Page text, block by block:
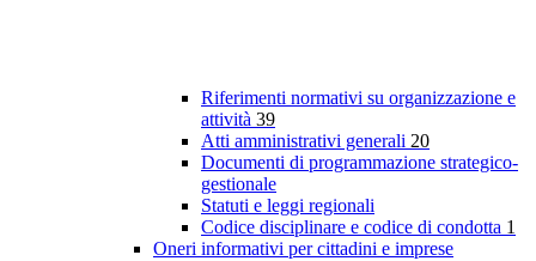
Riferimenti normativi su organizzazione e
attività 39
Atti amministrativi generali 20
Documenti di programmazione strategico-
gestionale
Statuti e leggi regionali
Codice disciplinare e codice di condotta 1
Oneri informativi per cittadini e imprese